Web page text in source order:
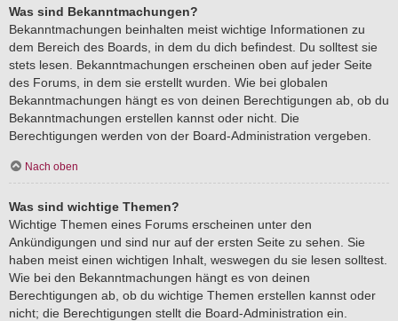
Was sind Bekanntmachungen?
Bekanntmachungen beinhalten meist wichtige Informationen zu
dem Bereich des Boards, in dem du dich befindest. Du solltest sie
stets lesen. Bekanntmachungen erscheinen oben auf jeder Seite
des Forums, in dem sie erstellt wurden. Wie bei globalen
Bekanntmachungen hängt es von deinen Berechtigungen ab, ob du
Bekanntmachungen erstellen kannst oder nicht. Die
Berechtigungen werden von der Board-Administration vergeben.
Nach oben
Was sind wichtige Themen?
Wichtige Themen eines Forums erscheinen unter den
Ankündigungen und sind nur auf der ersten Seite zu sehen. Sie
haben meist einen wichtigen Inhalt, weswegen du sie lesen solltest.
Wie bei den Bekanntmachungen hängt es von deinen
Berechtigungen ab, ob du wichtige Themen erstellen kannst oder
nicht; die Berechtigungen stellt die Board-Administration ein.